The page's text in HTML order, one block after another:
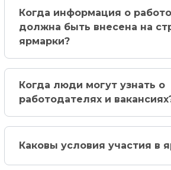
Когда информация о
должна быть внесена на
ярмарки?
Когда люди могут узнать о
работодателях и
Каковы условия участия в